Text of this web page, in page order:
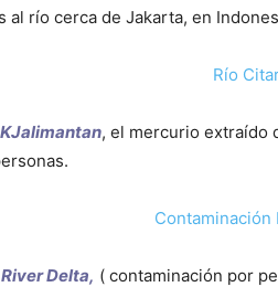
al río cerca de Jakarta, en
, el mercurio extraído
Delta, ( contaminación por